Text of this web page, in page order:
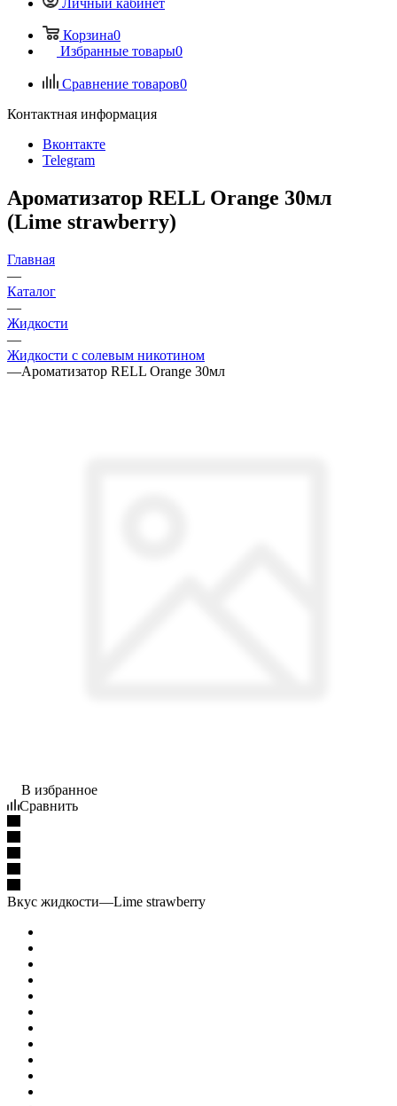
Личный кабинет
Корзина0
Избранные товары0
Сравнение товаров0
Контактная информация
Вконтакте
Telegram
Ароматизатор RELL Orange 30мл
(Lime strawberry)
Главная
—
Каталог
—
Жидкости
—
Жидкости с солевым никотином
—Ароматизатор RELL Orange 30мл
В избранное
Сравнить
Вкус жидкости—Lime strawberry